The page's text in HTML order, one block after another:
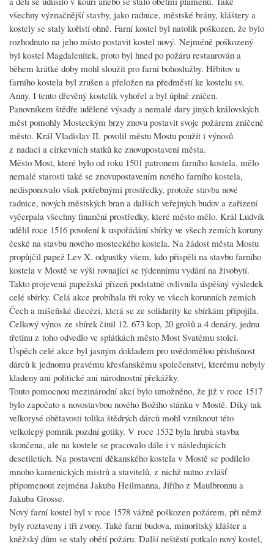
všechny význačnější stavby, jako radnice, městské brány, kláštery a
kostely se staly kořistí ohně. Farní kostel byl natolik poškozen, že bylo
rozhodnuto na jeho místo postavit kostel nový. Nejméně poškozený
byl kostel Magdalenitek, proto byl hned po požáru restaurován a
během krátké doby mohl sloužit pro farní bohoslužby. Hřbitov u
farního kostela byl zrušen a přeložen na předměstí ke kostelu sv.
Anny. I tento dřevěný kostelík vyhořel a byl úplně zničen.
Panovníkem štědře udělené výsady a nemalé dary jiných královských
měst pomohly Mosteckým brzy znovu postavit svoje požárem zničené
město. Král Vladislav II. povolil městu Mostu použít i výnosů
z nadací a církevních statků ke znovupostavení města.
Město Most, které bylo od roku 1501 patronem farního kostela, mělo
nemalé starosti také se znovupostavením nového farního kostela,
nedisponovalo však potřebnými prostředky, protože stavba nové
radnice, nových městských bran a dalších veřejných budov a zařízení
vyčerpala všechny finanční prostředky, které město mělo. Král Ludvík
udělil roce 1516 povolení k uspořádání sbírky ve všech zemích koruny
české na stavbu nového mosteckého kostela. Na žádost města Mostu
propůjčil papež Lev X. odpustky všem, kdo přispěli na stavbu farního
kostela v Mostě ve výši rovnající se týdennímu vydání na živobytí.
Takto projevená papežská přízeň podstatně ovlivnila úspěšný výsledek
celé sbírky. Celá akce probíhala tři roky ve všech korunních zemích
Čech a míšeňské diecézi, která se ze solidarity ke sbírkám připojila.
Celkový výnos ze sbírek činil 12. 673 kop, 20 grošů a 4 denáry, jednu
třetinu z toho odvedlo ve splátkách město Most Svatému stolci.
Úspěch celé akce byl jasným dokladem pro uvědomělou příslušnost
dárců k jednomu pravému křesťanskému společenství, kterému nebyly
kladeny ani politické ani národnostní překážky.
Touto pomocnou mezinárodní akcí bylo umožněno, že již v roce 1517
bylo započato s novostavbou nového Božího stánku v Mostě. Díky tak
velkorysé obětavosti tolika štědrých dárců mohl vzniknout této
velkolepý pomník pozdní gotiky. V roce 1532 byla hrubá stavba
skončena, ale na kostele se pracovalo dále i v následujících
desetiletích. Na postavení děkanského kostela v Mostě se podílelo
mnoho kamenických mistrů a stavitelů, z nichž nutno zvlášť
připomenout zejména Jakuba Heilmanna, Jiřího z Maulbronnu a
Jakuba Grosse.
Nový farní kostel byl v roce 1578 vážně poškozen požárem, při němž
byly roztaveny i tři zvony. Také farní budova, minoritský klášter a
kněžský dům se staly obětí požáru. Další neštěstí potkalo nový kostel,